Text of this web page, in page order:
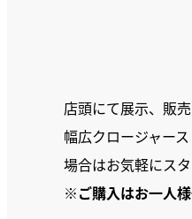
店頭にて展示、販
幅広クロージャー
場合はお気軽にス
※ご購入はお一人